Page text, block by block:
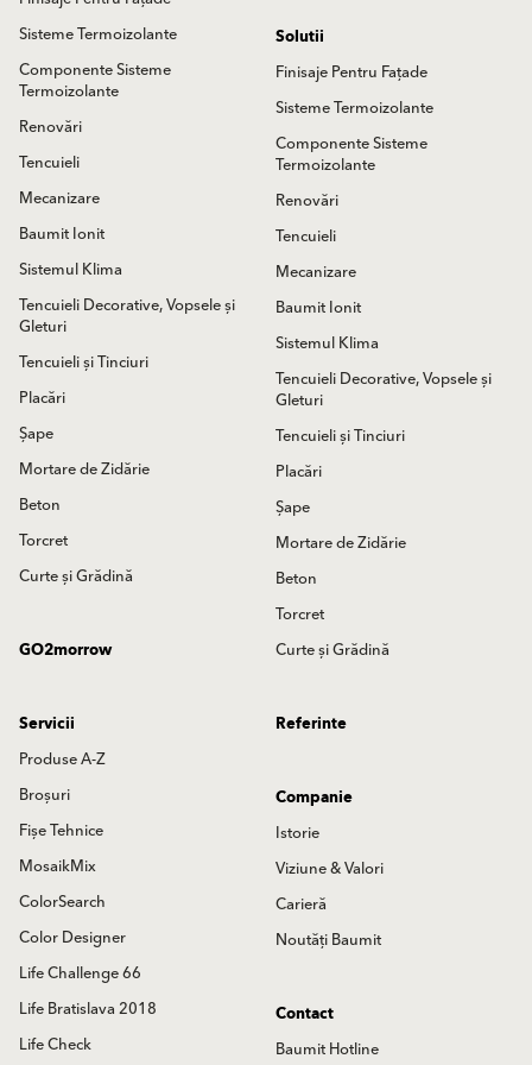
Sisteme Termoizolante
Componente Sisteme
Termoizolante
Renovări
Tencuieli
Mecanizare
Baumit Ionit
Sistemul Klima
Tencuieli Decorative, Vopsele și
Gleturi
Tencuieli și Tinciuri
Placări
Șape
Mortare de Zidărie
Beton
Torcret
Curte și Grădină
Solutii
Finisaje Pentru Fațade
Sisteme Termoizolante
Componente Sisteme
Termoizolante
Renovări
Tencuieli
Mecanizare
Baumit Ionit
Sistemul Klima
Tencuieli Decorative, Vopsele și
Gleturi
Tencuieli și Tinciuri
Placări
Șape
Mortare de Zidărie
Beton
Torcret
Curte și Grădină
GO2morrow
Servicii
Produse A-Z
Broșuri
Fișe Tehnice
MosaikMix
ColorSearch
Color Designer
Life Challenge 66
Life Bratislava 2018
Life Check
Referinte
Companie
Istorie
Viziune & Valori
Carieră
Noutăți Baumit
Contact
Baumit Hotline